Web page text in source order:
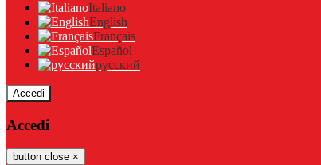
Italiano
English
Français
Español
русский
Accedi
Accedi
button close ×